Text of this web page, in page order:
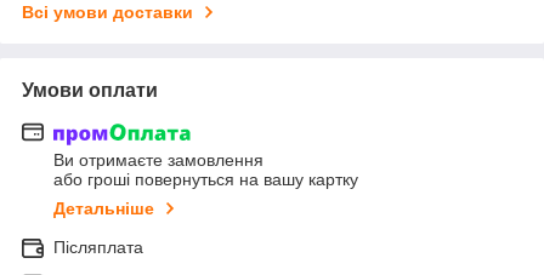
Всі умови доставки
Умови оплати
Ви отримаєте замовлення
або гроші повернуться на вашу картку
Детальніше
Післяплата